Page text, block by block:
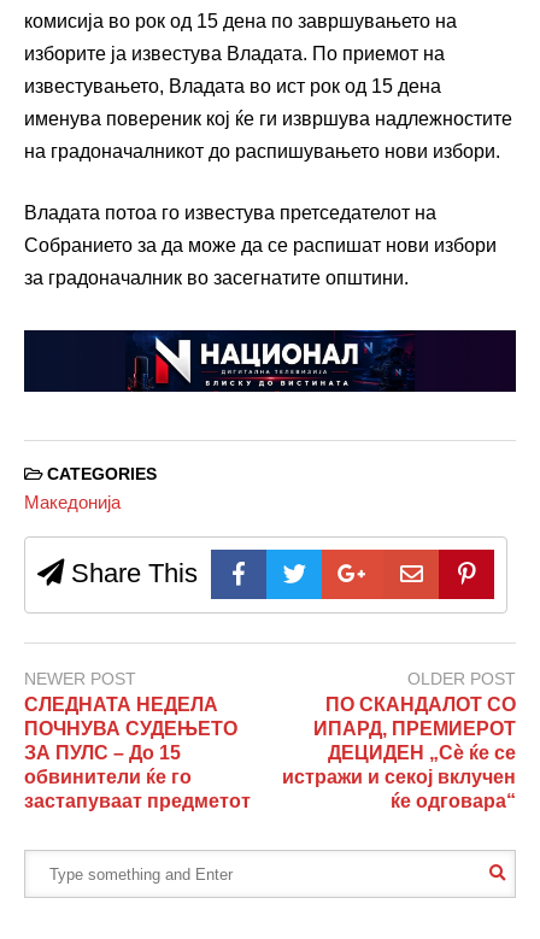
комисија во рок од 15 дена по завршувањето на
изборите ја известува Владата. По приемот на
известувањето, Владата во ист рок од 15 дена
именува повереник кој ќе ги извршува надлежностите
на градоначалникот до распишувањето нови избори.
Владата потоа го известува претседателот на
Собранието за да може да се распишат нови избори
за градоначалник во засегнатите општини.
CATEGORIES
Македонија
Share This
NEWER POST
СЛЕДНАТА НЕДЕЛА
ПОЧНУВА СУДЕЊЕТО
ЗА ПУЛС – До 15
обвинители ќе го
застапуваат предметот
OLDER POST
ПО СКАНДАЛОТ СО
ИПАРД, ПРЕМИЕРОТ
ДЕЦИДЕН „Сѐ ќе се
истражи и секој вклучен
ќе одговара“